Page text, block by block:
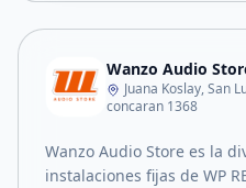
Wanzo Audio
Juana Koslay, San
concaran 1368
Wanzo Audio Store es la
instalaciones fijas de WP